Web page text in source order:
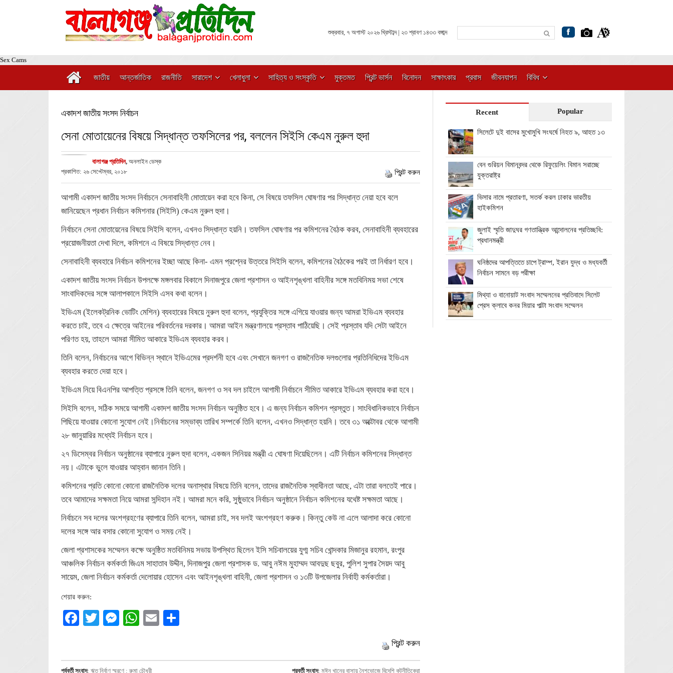
শুক্রবার, ৭ অগাস্ট ২০২৬ খ্রিস্টাব্দ | ২৩ শ্রাবণ ১৪৩৩ বঙ্গাব্দ
Sex Cams
জাতীয় আন্তর্জাতিক রাজনীতি সারাদেশ খেলাধুলা সাহিত্য ও সংস্কৃতি মুক্তমত প্রিন্ট ভার্সন বিনোদন সাক্ষাৎকার প্রবাস জীবনযাপন বিবিধ
একাদশ জাতীয় সংসদ নির্বাচন
সেনা মোতায়েনের বিষয়ে সিদ্ধান্ত তফসিলের পর, বললেন সিইসি কেএম নুরুল হুদা
বালাগঞ্জ প্রতিদিন, অনলাইন ডেস্ক
প্রকাশিত: ২৬ সেপ্টেম্বর, ২০১৮
প্রিন্ট করুন
আগামী একাদশ জাতীয় সংসদ নির্বাচনে সেনাবাহিনী মোতায়েন করা হবে কিনা, সে বিষয়ে তফসিল ঘোষণার পর সিদ্ধান্ত নেয়া হবে বলে
জানিয়েছেন প্রধান নির্বাচন কমিশনার (সিইসি) কেএম নুরুল হুদা।
নির্বাচনে সেনা মোতায়েনের বিষয়ে সিইসি বলেন, এখনও সিদ্ধান্ত হয়নি। তফসিল ঘোষণার পর কমিশনের বৈঠক করব, সেনাবাহিনী ব্যবহারের
প্রয়োজনীয়তা দেখা দিলে, কমিশনে এ বিষয়ে সিদ্ধান্ত নেব।
সেনাবাহিনী ব্যবহারে নির্বাচন কমিশনের ইচ্ছা আছে কিনা- এমন প্রশ্নের উত্তরে সিইসি বলেন, কমিশনের বৈঠকের পরই তা নির্ধারণ হবে।
একাদশ জাতীয় সংসদ নির্বাচন উপলক্ষে মঙ্গলবার বিকালে দিনাজপুরে জেলা প্রশাসন ও আইনশৃঙ্খলা বাহিনীর সঙ্গে মতবিনিময় সভা শেষে
সাংবাদিকদের সঙ্গে আলাপকালে সিইসি এসব কথা বলেন।
ইভিএম (ইলেকট্রনিক ভোটিং মেশিন) ব্যবহারের বিষয়ে নুরুল হুদা বলেন, প্রযুক্তির সঙ্গে এগিয়ে যাওয়ার জন্য আমরা ইভিএম ব্যবহার
করতে চাই, তবে এ ক্ষেত্রে আইনের পরিবর্তনের দরকার। আমরা আইন মন্ত্রণালয়ে প্রস্তাব পাঠিয়েছি। সেই প্রস্তাব যদি সেটা আইনে
পরিণত হয়, তাহলে আমরা সীমিত আকারে ইভিএম ব্যবহার করব।
তিনি বলেন, নির্বাচনের আগে বিভিন্ন স্থানে ইভিএমের প্রদর্শনী হবে এবং সেখানে জনগণ ও রাজনৈতিক দলগুলোর প্রতিনিধিদের ইভিএম
ব্যবহার করতে দেয়া হবে।
ইভিএম নিয়ে বিএনপির আপত্তি প্রসঙ্গে তিনি বলেন, জনগণ ও সব দল চাইলে আগামী নির্বাচনে সীমিত আকারে ইভিএম ব্যবহার করা হবে।
সিইসি বলেন, সঠিক সময়ে আগামী একাদশ জাতীয় সংসদ নির্বাচন অনুষ্ঠিত হবে। এ জন্য নির্বাচন কমিশন প্রস্তুত। সাংবিধানিকভাবে নির্বাচন
পিছিয়ে যাওয়ার কোনো সুযোগ নেই।নির্বাচনের সম্ভাব্য তারিখ সম্পর্কে তিনি বলেন, এখনও সিদ্ধান্ত হয়নি। তবে ৩১ অক্টোবর থেকে আগামী
২৮ জানুয়ারির মধ্যেই নির্বাচন হবে।
২৭ ডিসেম্বর নির্বাচন অনুষ্ঠানের ব্যাপারে নুরুল হুদা বলেন, একজন সিনিয়র মন্ত্রী এ ঘোষণা দিয়েছিলেন। এটি নির্বাচন কমিশনের সিদ্ধান্ত
নয়। এটাকে ভুলে যাওয়ার আহ্বান জানান তিনি।
কমিশনের প্রতি কোনো কোনো রাজনৈতিক দলের অনাস্থার বিষয়ে তিনি বলেন, তাদের রাজনৈতিক স্বাধীনতা আছে, এটা তারা বলতেই পারে।
তবে আমাদের সক্ষমতা নিয়ে আমরা সন্দিহান নই। আমরা মনে করি, সুষ্ঠুভাবে নির্বাচন অনুষ্ঠানে নির্বাচন কমিশনের যথেষ্ট সক্ষমতা আছে।
নির্বাচনে সব দলের অংশগ্রহণের ব্যাপারে তিনি বলেন, আমরা চাই, সব দলই অংশগ্রহণ করুক। কিন্তু কেউ না এলে আলাদা করে কোনো
দলের সঙ্গে আর বসার কোনো সুযোগ ও সময় নেই।
জেলা প্রশাসকের সম্মেলন কক্ষে অনুষ্ঠিত মতবিনিময় সভায় উপস্থিত ছিলেন ইসি সচিবালয়ের যুগ্ম সচিব খোন্দকার মিজানুর রহমান, রংপুর
আঞ্চলিক নির্বাচন কর্মকর্তা জিএম সাহাতাব উদ্দীন, দিনাজপুর জেলা প্রশাসক ড. আবু নঈম মুহাম্মদ আবদুছ ছবুর, পুলিশ সুপার সৈয়দ আবু
সায়েম, জেলা নির্বাচন কর্মকর্তা দেলোয়ার হোসেন এবং আইনশৃঙ্খলা বাহিনী, জেলা প্রশাসন ও ১৩টি উপজেলার নির্বাহী কর্মকর্তারা।
শেয়ার করুন:
Facebook
TwitterMessenger
WhatsApp
Email
প্রিন্ট করুন
পূর্ববর্তী সংবাদ: ঋত নির্বাণ স্মরণে : রুমা চৌধুরী পরবর্তী সংবাদ: মঈন খানের বাসায় নৈশভোজে বিদেশি কূটনীতিকেরা
Recent Popular
সিলেটে দুই বাসের মুখোমুখি সংঘর্ষে নিহত ৯, আহত ১৩
বেন গুরিয়ন বিমানবন্দর থেকে রিফুয়েলিং বিমান সরাচ্ছে
যুক্তরাষ্ট্র
ভিসার নামে প্রতারণা, সতর্ক করল ঢাকার ভারতীয়
হাইকমিশন
জুলাই স্মৃতি জাদুঘর গণতান্ত্রিক আন্দোলনের প্রতিচ্ছবি:
প্রধানমন্ত্রী
ঘনিষ্ঠদের আপত্তিতে চাপে ট্রাম্প, ইরান যুদ্ধ ও মধ্যবর্তী
নির্বাচন সামনে বড় পরীক্ষা
মিথ্যা ও বানোয়াট সংবাদ সম্মেলনের প্রতিবাদে সিলেট
প্রেস ক্লাবে কনর মিয়ার পাল্টা সংবাদ সম্মেলন